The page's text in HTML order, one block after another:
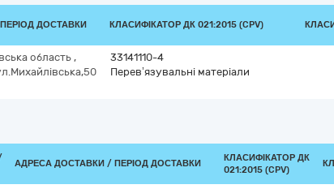
ДОСТАВКИ КЛАСИФІКАТОР ДК 021:2015 (CPV)
область,
33141110-4
Перев’язувальні матеріали
АДРЕСА ДОСТАВКИ / ПЕРІОД ДОСТАВКИ
КЛАСИФІКАТОР ДК
021:2015 (CPV)